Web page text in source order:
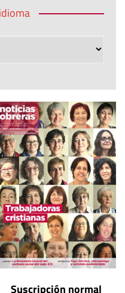
Suscripción normal